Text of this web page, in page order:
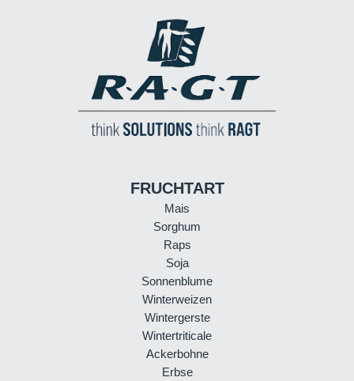
FRUCHTART
Mais
Sorghum
Raps
Soja
Sonnenblume
Winterweizen
Wintergerste
Wintertriticale
Ackerbohne
Erbse